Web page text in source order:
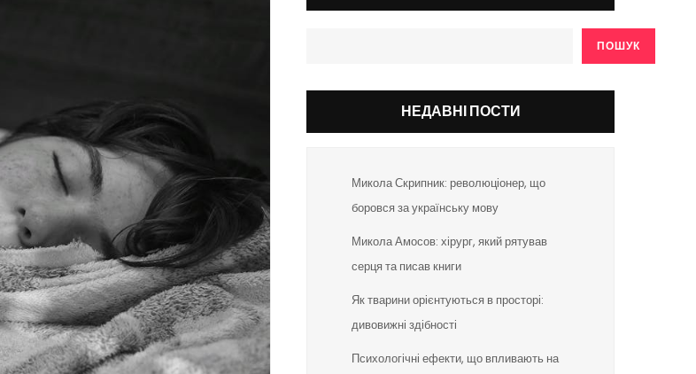
ПОШУК
НЕДАВНІ ПОСТИ
Микола Скрипник: революціонер, що
боровся за українську мову
Микола Амосов: хірург, який рятував
серця та писав книги
Як тварини орієнтуються в просторі:
дивовижні здібності
Психологічні ефекти, що впливають на